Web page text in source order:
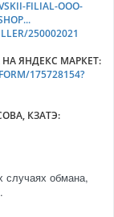
FILIAL-OOO-
250002021
ЯНДЕКС МАРКЕТ:
175728154?
КЗАТЭ:
случаях обмана,